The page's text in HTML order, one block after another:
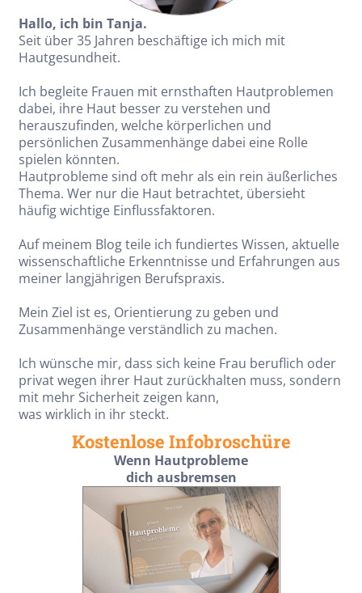
Hallo, ich bin Tanja.
Seit über 35 Jahren beschäftige ich mich mit
Hautgesundheit.
Ich begleite Frauen mit ernsthaften Hautproblemen
dabei, ihre Haut besser zu verstehen und
herauszufinden, welche körperlichen und
persönlichen Zusammenhänge dabei eine Rolle
spielen könnten.
Hautprobleme sind oft mehr als ein rein äußerliches
Thema. Wer nur die Haut betrachtet, übersieht
häufig wichtige Einflussfaktoren.
Auf meinem Blog teile ich fundiertes Wissen, aktuelle
wissenschaftliche Erkenntnisse und Erfahrungen aus
meiner langjährigen Berufspraxis.
Mein Ziel ist es, Orientierung zu geben und
Zusammenhänge verständlich zu machen.
Ich wünsche mir, dass sich keine Frau beruflich oder
privat wegen ihrer Haut zurückhalten muss, sondern
mit mehr Sicherheit zeigen kann,
was wirklich in ihr steckt.
Kostenlose Infobroschüre
Wenn Hautprobleme
dich ausbremsen